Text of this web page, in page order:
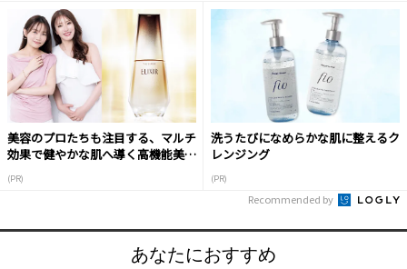
美容のプロたちも注目する、マルチ
効果で健やかな肌へ導く高機能美容
(PR)
洗うたびになめらかな肌に整えるク
レンジング
(PR)
Recommended by
あなたにおすすめ